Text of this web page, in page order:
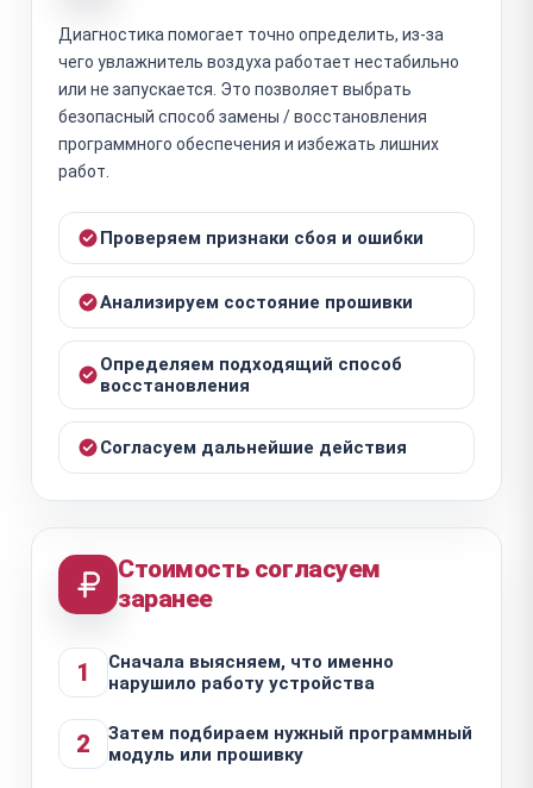
Диагностика помогает точно определить, из-за
чего увлажнитель воздуха работает нестабильно
или не запускается. Это позволяет выбрать
безопасный способ замены / восстановления
программного обеспечения и избежать лишних
работ.
Проверяем признаки сбоя и ошибки
Анализируем состояние прошивки
Определяем подходящий способ
восстановления
Согласуем дальнейшие действия
Стоимость согласуем
заранее
1
Сначала выясняем, что именно
нарушило работу устройства
2
Затем подбираем нужный программный
модуль или прошивку